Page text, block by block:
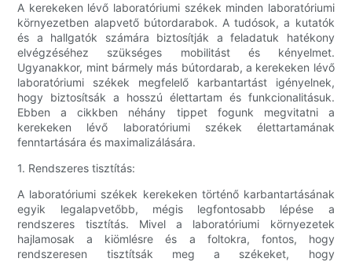
A kerekeken lévő laboratóriumi székek minden laboratóriumi
környezetben alapvető bútordarabok. A tudósok, a kutatók
és a hallgatók számára biztosítják a feladatuk hatékony
elvégzéséhez szükséges mobilitást és kényelmet.
Ugyanakkor, mint bármely más bútordarab, a kerekeken lévő
laboratóriumi székek megfelelő karbantartást igényelnek,
hogy biztosítsák a hosszú élettartam és funkcionalitásuk.
Ebben a cikkben néhány tippet fogunk megvitatni a
kerekeken lévő laboratóriumi székek élettartamának
fenntartására és maximalizálására.
1. Rendszeres tisztítás:
A laboratóriumi székek kerekeken történő karbantartásának
egyik legalapvetőbb, mégis legfontosabb lépése a
rendszeres tisztítás. Mivel a laboratóriumi környezetek
hajlamosak a kiömlésre és a foltokra, fontos, hogy
rendszeresen tisztítsák meg a székeket, hogy